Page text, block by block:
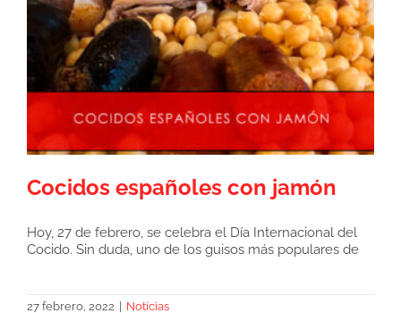
Cocidos españoles con jamón
Hoy, 27 de febrero, se celebra el Día Internacional del
Cocido. Sin duda, uno de los guisos más populares de
27 febrero, 2022
Noticias